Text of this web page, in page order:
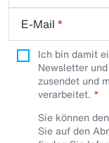
E-Mail *
Ich bin damit
Newsletter
zusendet und
verarbeitet.
Sie können
Sie auf den